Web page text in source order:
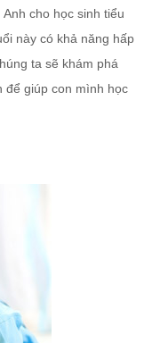
cho học sinh tiểu
này có khả năng hấp
ta sẽ khám phá
để giúp con mình học